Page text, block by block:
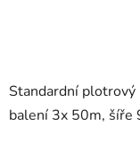
Standardní
balení 3x 50m, šíře